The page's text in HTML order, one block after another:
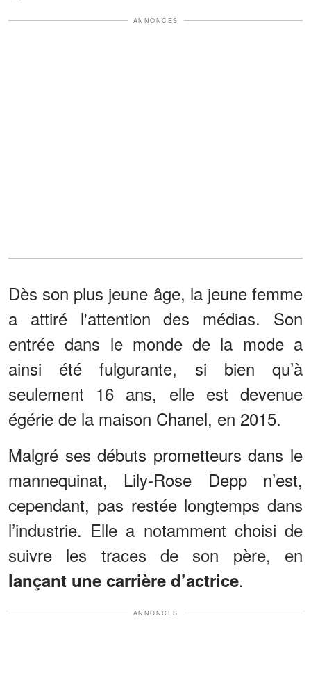
ANNONCES
Dès son plus jeune âge, la jeune femme
a attiré l'attention des médias. Son
entrée dans le monde de la mode a
ainsi été fulgurante, si bien qu’à
seulement 16 ans, elle est devenue
égérie de la maison Chanel, en 2015.
Malgré ses débuts prometteurs dans le
mannequinat, Lily-Rose Depp n’est,
cependant, pas restée longtemps dans
l’industrie. Elle a notamment choisi de
suivre les traces de son père, en
lançant une carrière d’actrice.
ANNONCES